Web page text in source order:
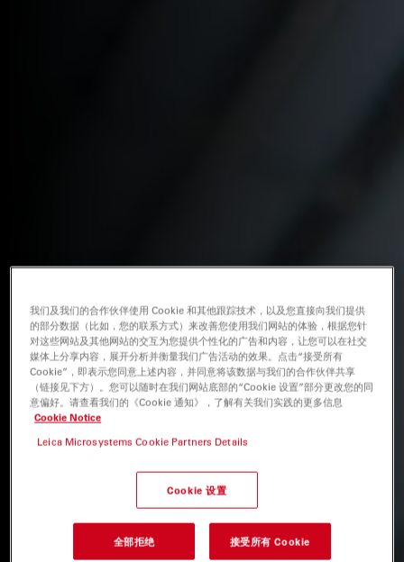
我们及我们的合作伙伴使用 Cookie 和其他跟踪技术，以及您直接向我们提供
的部分数据（比如，您的联系方式）来改善您使用我们网站的体验，根据您针
对这些网站及其他网站的交互为您提供个性化的广告和内容，让您可以在社交
媒体上分享内容，展开分析并衡量我们广告活动的效果。点击“接受所有
Cookie”，即表示您同意上述内容，并同意将该数据与我们的合作伙伴共享
（链接见下方）。您可以随时在我们网站底部的“Cookie 设置”部分更改您的同
意偏好。请查看我们的《Cookie 通知》，了解有关我们实践的更多信息
Cookie Notice
Leica Microsystems Cookie Partners Details
Cookie 设置
全部拒绝 接受所有 Cookie